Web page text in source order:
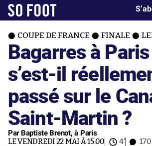
COUPE DE FRANCE FINALE
Bagarres à
s’est-il
passé sur le
Saint-Martin ?
Par Baptiste Brenot, à Paris
LE VENDREDI 22 MAI À 15:00 4' 170